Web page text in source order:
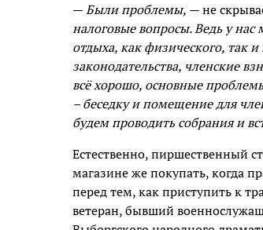
—Были проблемы, — не
налоговые вопросы. Ведь у нас
отдыха, как физического, так
законодательства, членские
всё хорошо, основные
– беседку и помещение для
будем проводить собрания и
Естественно, пиршественный
магазине же покупать, когда
перед тем, как приступить к
ветеран, бывший